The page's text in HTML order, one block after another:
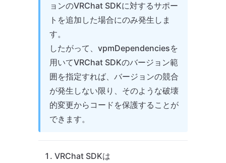
ョンのVRChat SDKに対するサポー
トを追加した場合にのみ発生しま
す。
したがって、vpmDependenciesを
用いてVRChat SDKのバージョン範
囲を指定すれば、バージョンの競合
が発生しない限り、そのような破壊
的変更からコードを保護することが
できます。
VRChat SDKは